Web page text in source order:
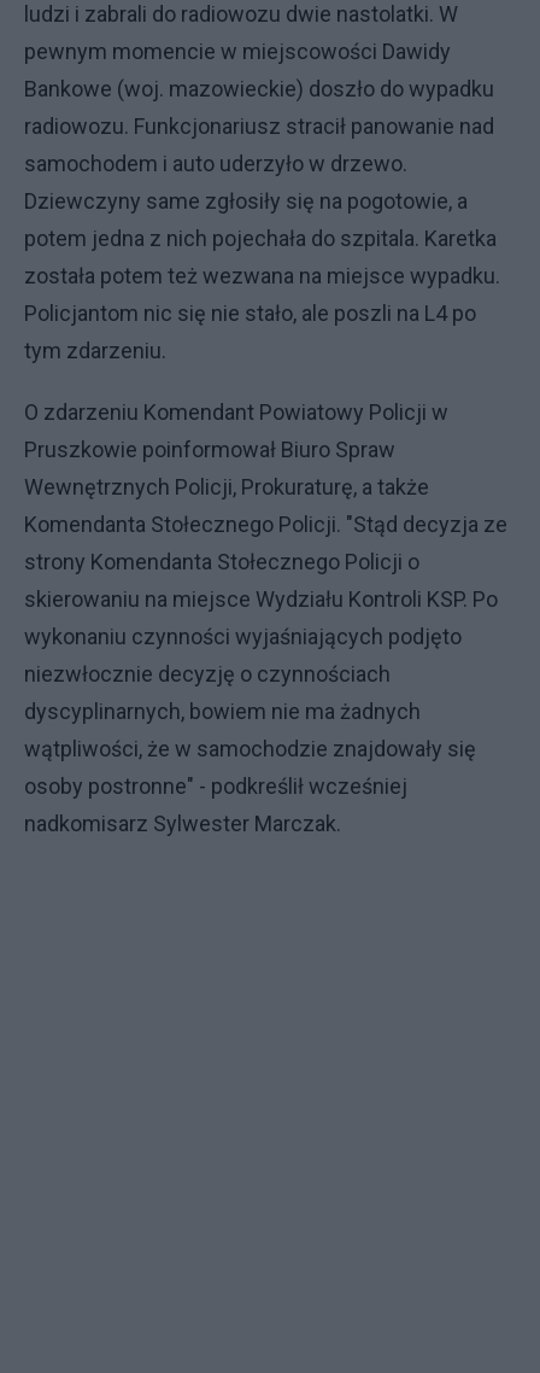
ludzi i zabrali do radiowozu dwie nastolatki. W
pewnym momencie w miejscowości Dawidy
Bankowe (woj. mazowieckie) doszło do wypadku
radiowozu. Funkcjonariusz stracił panowanie nad
samochodem i auto uderzyło w drzewo.
Dziewczyny same zgłosiły się na pogotowie, a
potem jedna z nich pojechała do szpitala. Karetka
została potem też wezwana na miejsce wypadku.
Policjantom nic się nie stało, ale poszli na L4 po
tym zdarzeniu.
O zdarzeniu Komendant Powiatowy Policji w
Pruszkowie poinformował Biuro Spraw
Wewnętrznych Policji, Prokuraturę, a także
Komendanta Stołecznego Policji. "Stąd decyzja ze
strony Komendanta Stołecznego Policji o
skierowaniu na miejsce Wydziału Kontroli KSP. Po
wykonaniu czynności wyjaśniających podjęto
niezwłocznie decyzję o czynnościach
dyscyplinarnych, bowiem nie ma żadnych
wątpliwości, że w samochodzie znajdowały się
osoby postronne" - podkreślił wcześniej
nadkomisarz Sylwester Marczak.